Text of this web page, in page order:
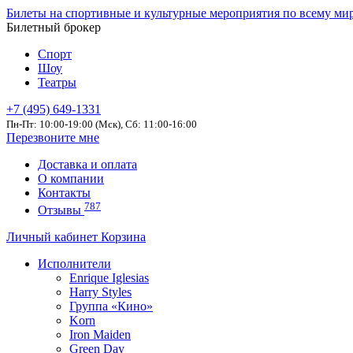
Билеты на спортивные и культурные мероприятия по всему
Билетный брокер
Спорт
Шоу
Театры
+7 (495) 649-1331
Пн-Пт: 10:00-19:00 (Мск), Сб: 11:00-16:00
Перезвоните мне
Доставка и оплата
О компании
Контакты
Отзывы 787
Личный кабинет Корзина
Исполнители
Enrique Iglesias
Harry Styles
Группа «Кино»
Korn
Iron Maiden
Green Day